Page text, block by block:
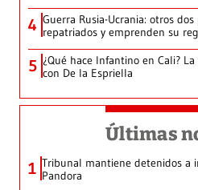
4 Guerra Rusia-Ucrania: otros
repatriados y emprenden su
5 ¿Qué hace Infantino en Cali?
con De la Espriella
Últimas
1 Tribunal mantiene detenidos a
Pandora